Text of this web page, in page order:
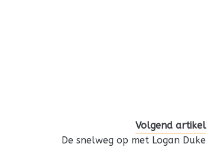
Volgend artikel
De snelweg op met Logan Duke